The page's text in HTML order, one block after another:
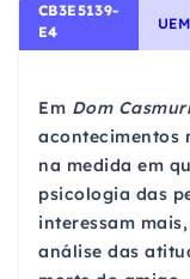
CB3E5139-
E4
Em Dom
acontecimentos
na medida em
psicologia das
interessam
análise das